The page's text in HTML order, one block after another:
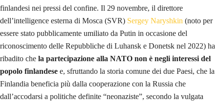
finlandesi nei pressi del confine. Il 29 novembre, il direttore
dell’intelligence esterna di Mosca (SVR) Sergey Naryshkin (noto per
essere stato pubblicamente umiliato da Putin in occasione del
riconoscimento delle Repubbliche di Luhansk e Donetsk nel 2022) ha
ribadito che la partecipazione alla NATO non è negli interessi del
popolo finlandese e, sfruttando la storia comune dei due Paesi, che la
Finlandia beneficia più dalla cooperazione con la Russia che
dall’accodarsi a politiche definite “neonaziste”, secondo la vulgata